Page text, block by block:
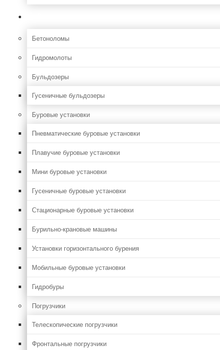
Бетоноломы
Гидромолоты
Бульдозеры
Гусеничные бульдозеры
Буровые установки
Пневматические буровые установки
Плавучие буровые установки
Мини буровые установки
Гусеничные буровые установки
Стационарные буровые установки
Бурильно-крановые машины
Установки горизонтального бурения
Мобильные буровые установки
Гидробуры
Погрузчики
Телескопические погрузчики
Фронтальные погрузчики